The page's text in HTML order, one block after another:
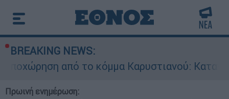
BREAKING NEWS:
από το κόμμα Καρυστιανού:
Πρωινή ενημέρωση: